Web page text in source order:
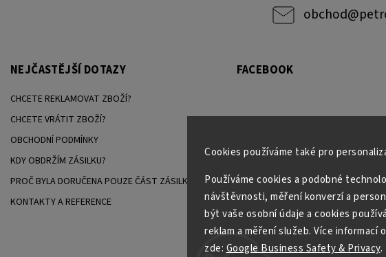
Cookies používáme také pro
Používáme cookies a podobné
návštěvnosti, měření konverzí a
být vaše osobní údaje a cookies
reklam a měření služeb. Více informací
zde: Google Business Safety & Privacy.
obchod@
NEJČASTĚJŠÍ DOTAZY
CHCETE REKLAMOVAT ZBOŽÍ?
CHCETE VRÁTIT ZBOŽÍ?
OBCHODNÍ PODMÍNKY
KDY OBDRŽÍM ZÁSILKU?
PROČ BYLA DORUČENA POUZE ČÁST ZÁSILKY?
KONTAKTY A REFERENCE
FACEBOOK